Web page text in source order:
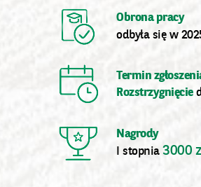
Obrona pracy
odbyła się w
Termin
Rozstrzygnięcie
Nagrody
I stopnia 3000